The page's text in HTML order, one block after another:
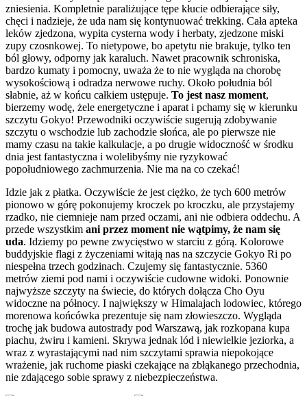
zniesienia. Kompletnie paraliżujące tępe kłucie odbierające siły,
chęci i nadzieje, że uda nam się kontynuować trekking. Cała apteka
leków zjedzona, wypita cysterna wody i herbaty, zjedzone miski
zupy czosnkowej. To nietypowe, bo apetytu nie brakuje, tylko ten
ból głowy, odporny jak karaluch. Nawet pracownik schroniska,
bardzo kumaty i pomocny, uważa że to nie wygląda na chorobę
wysokościową i odradza nerwowe ruchy. Około południa ból
słabnie, aż w końcu całkiem ustępuje. To jest nasz moment,
bierzemy wodę, żele energetyczne i aparat i pchamy się w kierunku
szczytu Gokyo! Przewodniki oczywiście sugerują zdobywanie
szczytu o wschodzie lub zachodzie słońca, ale po pierwsze nie
mamy czasu na takie kalkulacje, a po drugie widoczność w środku
dnia jest fantastyczna i wolelibyśmy nie ryzykować
popołudniowego zachmurzenia. Nie ma na co czekać!
Idzie jak z płatka. Oczywiście że jest ciężko, że tych 600 metrów
pionowo w górę pokonujemy kroczek po kroczku, ale przystajemy
rzadko, nie ciemnieje nam przed oczami, ani nie odbiera oddechu. A
przede wszystkim ani przez moment nie wątpimy, że nam się
uda. Idziemy po pewne zwycięstwo w starciu z górą. Kolorowe
buddyjskie flagi z życzeniami witają nas na szczycie Gokyo Ri po
niespełna trzech godzinach. Czujemy się fantastycznie. 5360
metrów ziemi pod nami i oczywiście cudowne widoki. Ponownie
najwyższe szczyty na świecie, do których dołącza Cho Oyu
widoczne na północy. I największy w Himalajach lodowiec, którego
morenowa końcówka prezentuje się nam złowieszczo. Wygląda
trochę jak budowa autostrady pod Warszawą, jak rozkopana kupa
piachu, żwiru i kamieni. Skrywa jednak lód i niewielkie jeziorka, a
wraz z wyrastającymi nad nim szczytami sprawia niepokojące
wrażenie, jak ruchome piaski czekające na zbłąkanego przechodnia,
nie zdającego sobie sprawy z niebezpieczeństwa.